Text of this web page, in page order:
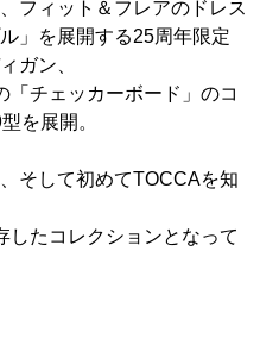
フィット＆フレアのドレス
」を展開する25周年限定
ガン、
チェッカーボード」のコ
を展開。
そして初めてTOCCAを知
したコレクションとなって